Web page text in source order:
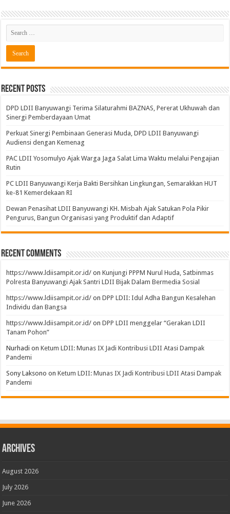
Recent Posts
DPD LDII Banyuwangi Terima Silaturahmi BAZNAS, Pererat Ukhuwah dan
Sinergi Pemberdayaan Umat
Perkuat Sinergi Pembinaan Generasi Muda, DPD LDII Banyuwangi
Audiensi dengan Kemenag
PAC LDII Yosomulyo Ajak Warga Jaga Salat Lima Waktu melalui Pengajian
Rutin
PC LDII Banyuwangi Kerja Bakti Bersihkan Lingkungan, Semarakkan HUT
ke-81 Kemerdekaan RI
Dewan Penasihat LDII Banyuwangi KH. Misbah Ajak Satukan Pola Pikir
Pengurus, Bangun Organisasi yang Produktif dan Adaptif
Recent Comments
https://www.ldiisampit.or.id/ onKunjungi PPPM Nurul Huda, Satbinmas
Polresta Banyuwangi Ajak Santri LDII Bijak Dalam Bermedia Sosial
https://www.ldiisampit.or.id/ onDPP LDII: Idul Adha Bangun Kesalehan
Individu dan Bangsa
https://www.ldiisampit.or.id/ onDPP LDII menggelar “Gerakan LDII
Tanam Pohon”
Nurhadi onKetum LDII: Munas IX Jadi Kontribusi LDII Atasi Dampak
Pandemi
Sony Laksono onKetum LDII: Munas IX Jadi Kontribusi LDII Atasi Dampak
Pandemi
Archives
August 2026
July 2026
June 2026